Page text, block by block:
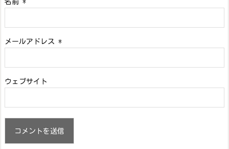
メールアドレス *
ウェブサイト